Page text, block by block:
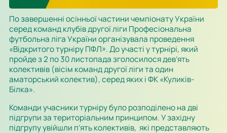
По завершенні осінньої частини чемпіонату України
серед команд клубів другої ліги Професіональна
футбольна ліга України організувала проведення
«Відкритого турніру ПФЛ». До участі у турнірі, який
пройде з 2 по 30 листопада зголосилося дев’ять
колективів (вісім команд другої ліги та один
аматорський колектив), серед яких і ФК «Куликів-
Білка».
Команди учасники турніру було розподілено на дві
підгрупи за територіальним принципом. У західну
підгрупу увійшли п’ять колективів, які представляють